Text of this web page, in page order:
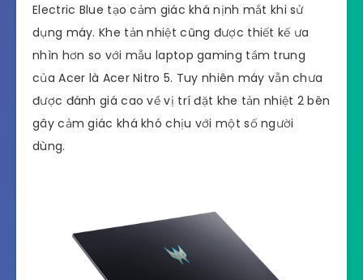
Electric Blue tạo cảm giác khá nịnh mắt khi sử
dụng máy. Khe tản nhiệt cũng được thiết kế ưa
nhìn hơn so với mẫu laptop gaming tầm trung
của Acer là Acer Nitro 5. Tuy nhiên máy vẫn chưa
được đánh giá cao về vị trí đặt khe tản nhiệt 2 bên
gây cảm giác khá khó chịu với một số người
dùng.